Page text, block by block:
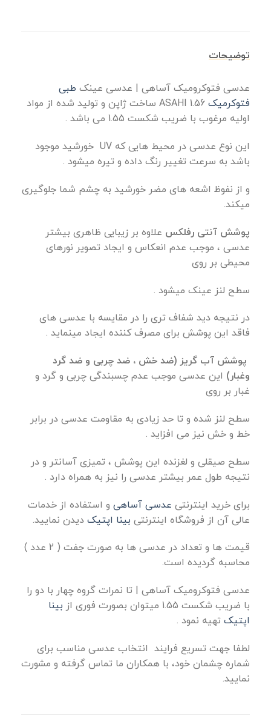
توضیحات
عدسی فتوکرومیک آساهی | عدسی عینک طبی
فتوکرمیک
ساخت ژاپن و تولید شده از مواد
اولیه مرغوب با ضریب شکست 1.55 می باشد .
این نوع عدسی در محیط هایی که UV خورشید موجود
باشد به سرعت تغییر رنگ داده و تیره میشود .
و از نفوظ اشعه های مضر خورشید به چشم شما جلوگیری
میکند.
پوشش آنتی رفلکس علاوه بر زیبایی ظاهری بیشتر
عدسی ، موجب عدم انعکاس و ایجاد تصویر نورهای
محیطی بر روی
سطح لنز عینک میشود .
در نتیجه دید شفاف تری را در مقایسه با عدسی های
فاقد این پوشش برای مصرف کننده ایجاد مینماید .
پوشش آب گریز (ضد خش ، ضد چربی و ضد گرد
وغبار) این عدسی موجب عدم چسبندگی چربی و گرد و
غبار بر روی
سطح لنز شده و تا حد زیادی به مقاومت عدسی در برابر
خط و خش نیز می افزاید .
سطح صیقلی و لغزنده این پوشش ، تمیزی آسانتر و در
نتیجه طول عمر بیشتر عدسی را نیز به همراه دارد .
برای خرید اینترنتی عدسی آساهی و استفاده از خدمات
عالی آن از فروشگاه اینترنتی بینا اپتیک دیدن نمایید.
قیمت ها و تعداد در عدسی ها به صورت جفت ( 2 عدد )
محاسبه گردیده است.
عدسی فتوکرومیک آساهی | تا نمرات گروه چهار با دو را
با ضریب شکست 1.55 میتوان بصورت فوری از
بینا
اپتیک تهیه نمود .
لطفا جهت تسریع فرایند انتخاب عدسی مناسب برای
شماره‌ چشمان خود، با همکاران ما تماس گرفته و مشورت
نمایید.